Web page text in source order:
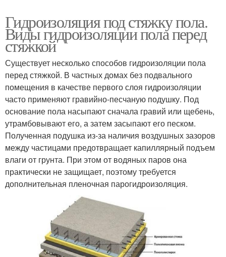
Гидроизоляция под стяжку пола.
Виды гидроизоляции пола перед
стяжкой
Существует несколько способов гидроизоляции пола
перед стяжкой. В частных домах без подвального
помещения в качестве первого слоя гидроизоляции
часто применяют гравийно-песчаную подушку. Под
основание пола насыпают сначала гравий или щебень,
утрамбовывают его, а затем засыпают его песком.
Полученная подушка из-за наличия воздушных зазоров
между частицами предотвращает капиллярный подъем
влаги от грунта. При этом от водяных паров она
практически не защищает, поэтому требуется
дополнительная пленочная парогидроизоляция.